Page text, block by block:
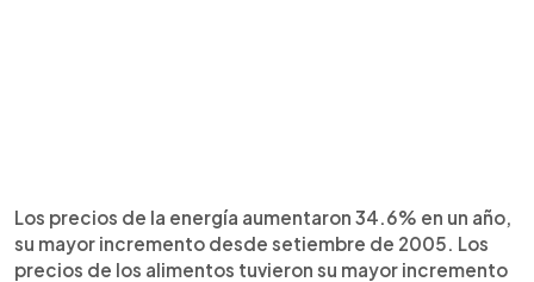
Los precios de la energía aumentaron 34.6% en un año,
su mayor incremento desde setiembre de 2005. Los
precios de los alimentos tuvieron su mayor incremento